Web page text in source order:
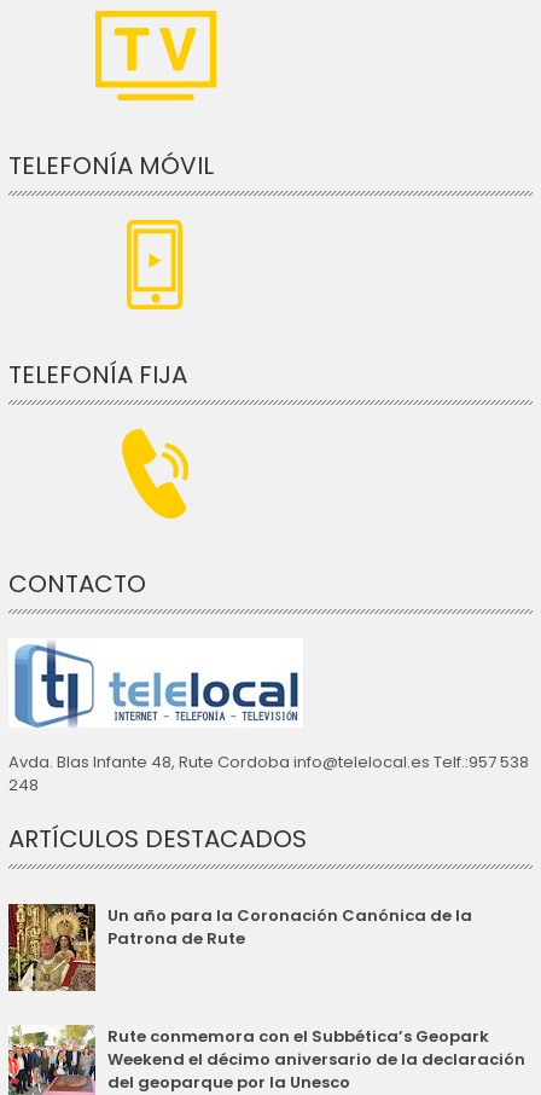
TELEFONÍA MÓVIL
TELEFONÍA FIJA
CONTACTO
Avda. Blas Infante 48, Rute Cordoba info@telelocal.es Telf.:957 538
248
ARTÍCULOS DESTACADOS
Un año para la Coronación Canónica de la
Patrona de Rute
Rute conmemora con el Subbética’s Geopark
Weekend el décimo aniversario de la declaración
del geoparque por la Unesco